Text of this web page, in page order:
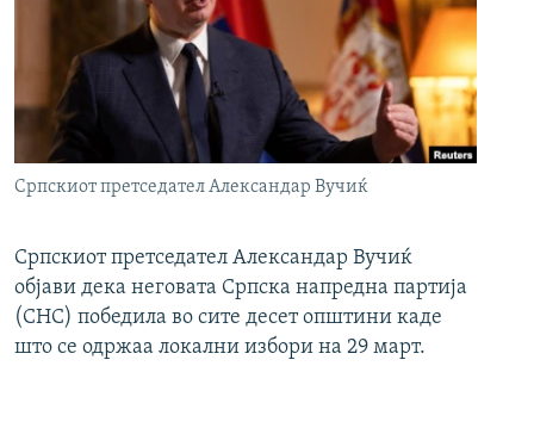
Српскиот претседател Александар Вучиќ
Српскиот претседател Александар Вучиќ
објави дека неговата Српска напредна партија
(СНС) победила во сите десет општини каде
што се одржаа локални избори на 29 март.